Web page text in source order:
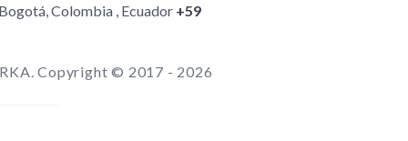
Colombia , Ecuador +59
Copyright © 2017 - 2026